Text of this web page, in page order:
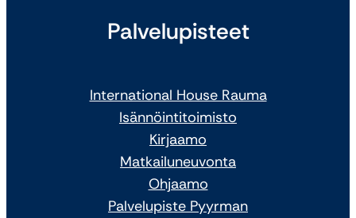
Palvelupisteet
International House Rauma
Isännöintitoimisto
Kirjaamo
Matkailuneuvonta
Ohjaamo
Palvelupiste Pyyrman